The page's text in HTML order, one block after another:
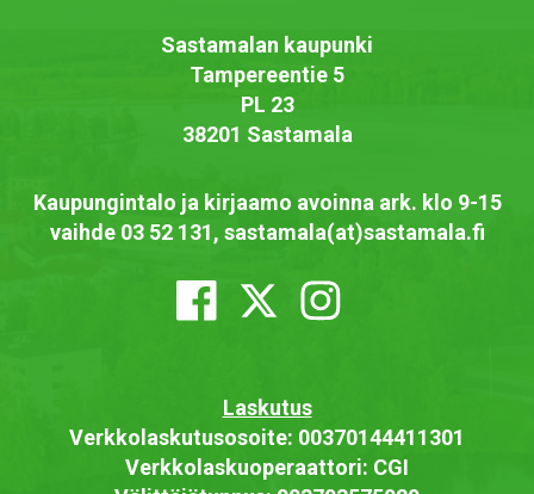
Sastamalan kaupunki
Tampereentie 5
PL 23
38201 Sastamala
Kaupungintalo ja kirjaamo avoinna ark. klo 9-15
vaihde 03 52 131, sastamala(at)sastamala.fi
Laskutus
Verkkolaskutusosoite: 00370144411301
Verkkolaskuoperaattori: CGI